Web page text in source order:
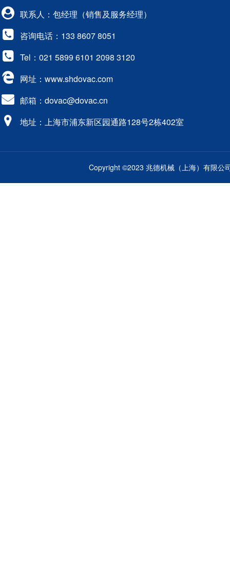
联系人：包经理（销售及服务经理）
咨询电话：133 8607 8051
Tel：021 5899 6101 2098 3120
网址：www.shdovac.com
邮箱：dovac@dovac.cn
地址：上海市浦东新区园通路128号2栋402室
Copyright ©2023 兆德机械（上海）有限公